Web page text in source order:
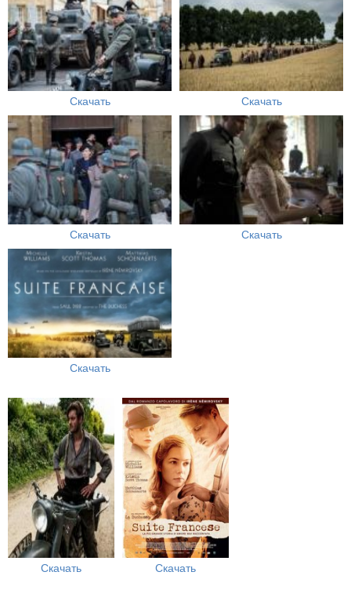
Скачать Скачать
Скачать Скачать
Скачать
Скачать Скачать